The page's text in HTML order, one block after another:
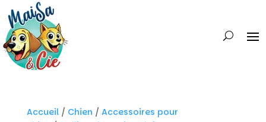
Accueil/ Chien / Accessoires pour